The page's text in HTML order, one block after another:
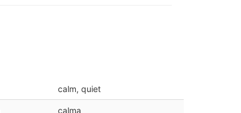
calm, quiet
calma